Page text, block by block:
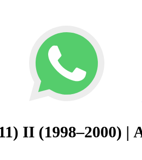
II (1998–2000) |